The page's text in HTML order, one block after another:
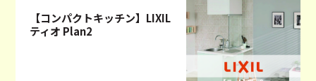
【コンパクトキッチン】LIXIL
ティオ Plan2